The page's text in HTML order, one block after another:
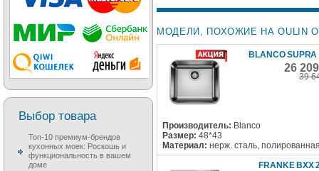
МОДЕЛИ, ПОХОЖИЕ НА OULIN
BLANCO SUPRA
26
39
Производитель: Blanco
Размер: 48*43
Материал: нерж. сталь,
FRANKE BXX
Выбор товара
Топ-10 премиум-брендов
кухонных моек: Роскошь и
функциональность в вашем
доме